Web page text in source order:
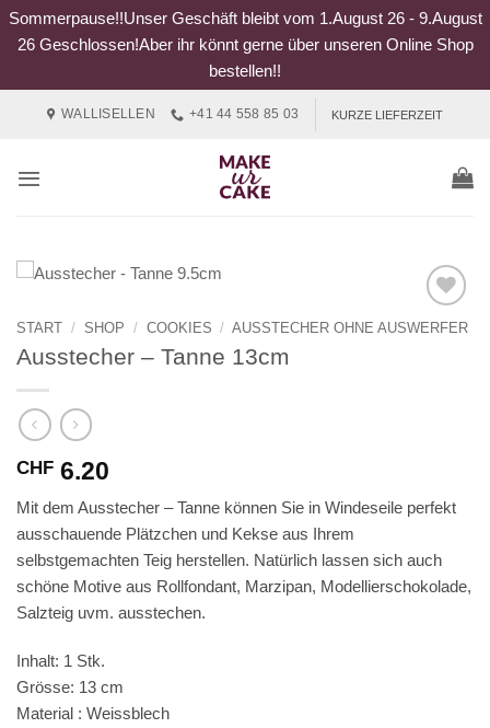
Sommerpause!!Unser Geschäft bleibt vom 1.August 26 - 9.August
26 Geschlossen!Aber ihr könnt gerne über unseren Online Shop
bestellen!!
WALLISELLEN +41 44 558 85 03 KURZE LIEFERZEIT
START / SHOP / COOKIES / AUSSTECHER OHNE AUSWERFER
Ausstecher – Tanne 13cm
CHF 6.20
Mit dem Ausstecher – Tanne können Sie in Windeseile perfekt
ausschauende Plätzchen und Kekse aus Ihrem
selbstgemachten Teig herstellen. Natürlich lassen sich auch
schöne Motive aus Rollfondant, Marzipan, Modellierschokolade,
Salzteig uvm. ausstechen.
Inhalt: 1 Stk.
Grösse: 13 cm
Material : Weissblech